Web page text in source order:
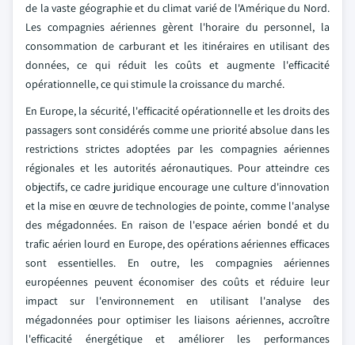
de la vaste géographie et du climat varié de l'Amérique du Nord.
Les compagnies aériennes gèrent l'horaire du personnel, la
consommation de carburant et les itinéraires en utilisant des
données, ce qui réduit les coûts et augmente l'efficacité
opérationnelle, ce qui stimule la croissance du marché.
En Europe, la sécurité, l'efficacité opérationnelle et les droits des
passagers sont considérés comme une priorité absolue dans les
restrictions strictes adoptées par les compagnies aériennes
régionales et les autorités aéronautiques. Pour atteindre ces
objectifs, ce cadre juridique encourage une culture d'innovation
et la mise en œuvre de technologies de pointe, comme l'analyse
des mégadonnées. En raison de l'espace aérien bondé et du
trafic aérien lourd en Europe, des opérations aériennes efficaces
sont essentielles. En outre, les compagnies aériennes
européennes peuvent économiser des coûts et réduire leur
impact sur l'environnement en utilisant l'analyse des
mégadonnées pour optimiser les liaisons aériennes, accroître
l'efficacité énergétique et améliorer les performances